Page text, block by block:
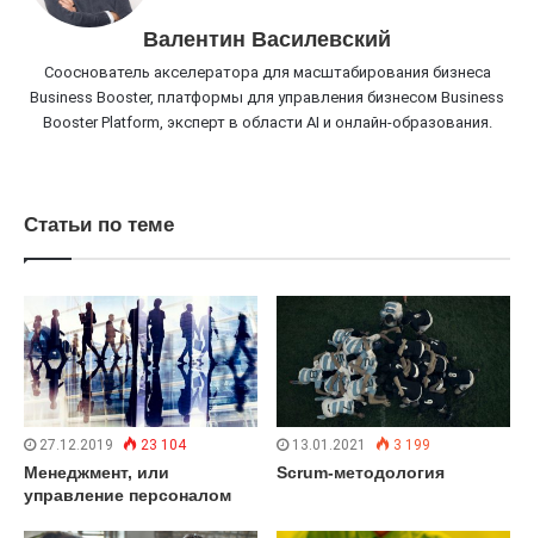
Валентин Василевский
Сооснователь акселератора для масштабирования бизнеса
Business Booster, платформы для управления бизнесом Business
Booster Platform, эксперт в области AI и онлайн-образования.
Статьи по теме
27.12.2019 23 104
Менеджмент, или
управление персоналом
13.01.2021 3 199
Scrum-методология